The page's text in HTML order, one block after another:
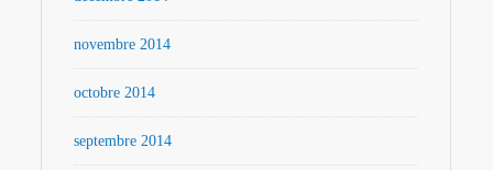
novembre 2014
octobre 2014
septembre 2014